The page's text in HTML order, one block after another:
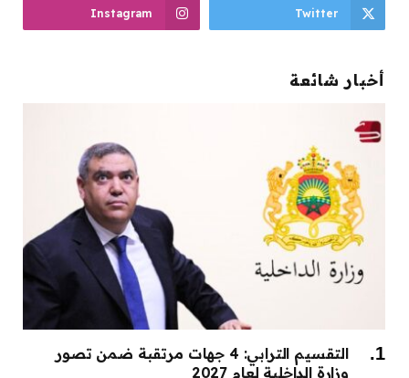
Twitter
Instagram
أخبار شائعة
التقسيم الترابي: 4 جهات مرتقبة ضمن تصور
وزارة الداخلية لعام 2027